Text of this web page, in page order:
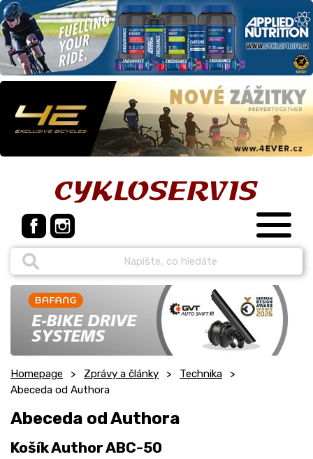
Homepage Zprávy a články
Technika
Abeceda od Authora
Abeceda od Authora
Košík Author ABC-50